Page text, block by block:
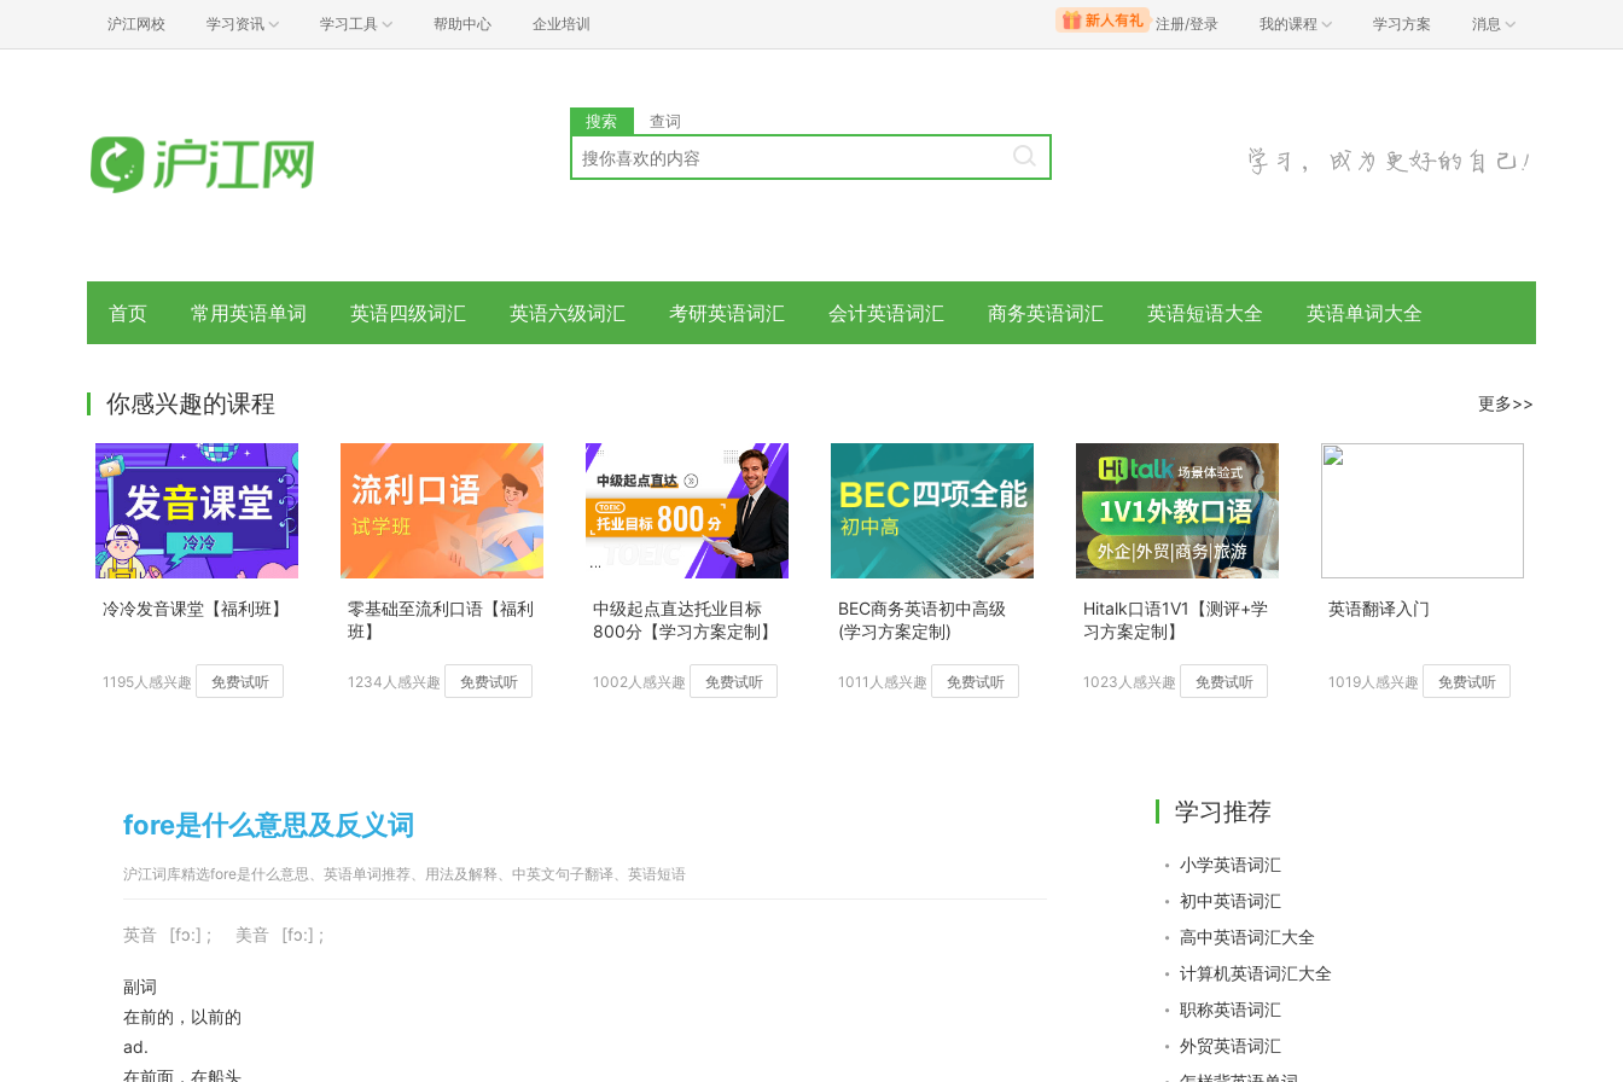
沪江网校 学习资讯 学习工具 帮助中心 企业培训 注册/登录 我的课程 学习方案 消息
搜索 查词
首页 常用英语单词 英语四级词汇 英语六级词汇 考研英语词汇 会计英语词汇 商务英语词汇 英语短语大全 英语单词大全
你感兴趣的课程 更多>>
冷冷发音课堂【福利班】
1195人感兴趣 免费试听
零基础至流利口语【福利
班】
1234人感兴趣 免费试听
中级起点直达托业目标
800分【学习方案定制】
1002人感兴趣 免费试听
BEC商务英语初中高级
(学习方案定制)
1011人感兴趣 免费试听
Hitalk口语1V1【测评+学
习方案定制】
1023人感兴趣 免费试听
英语翻译入门
1019人感兴趣 免费试听
fore是什么意思及反义词
沪江词库精选fore是什么意思、英语单词推荐、用法及解释、中英文句子翻译、英语短语
英音 [fɔ:] ; 美音 [fɔ:] ;
副词
在前的，以前的
ad.
在前面，在船头
学习推荐
小学英语词汇
初中英语词汇
高中英语词汇大全
计算机英语词汇大全
职称英语词汇
外贸英语词汇